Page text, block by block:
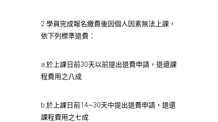
2.學員完成報名繳費後因個人因素無法上課，
依下列標準退費：
a.於上課日前30天以前提出退費申請，退還課
程費用之八成
b.於上課日前14~30天中提出退費申請，退還
課程費用之七成